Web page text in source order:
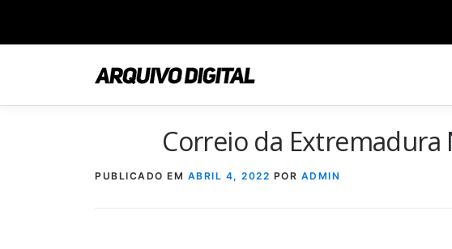
Correio da Extremadura
PUBLICADO EM ABRIL 4, 2022 POR ADMIN